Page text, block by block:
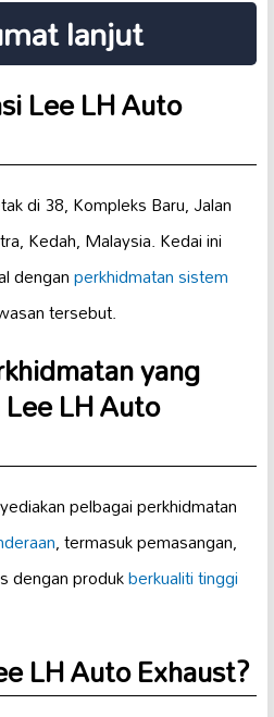
lanjut
Lee LH Auto
di 38, Kompleks Baru, Jalan
Kedah, Malaysia. Kedai ini
denganperkhidmatan sistem
tersebut.
yang
LH Auto
pelbagai perkhidmatan
, termasuk pemasangan,
dengan produkberkualiti tinggi
LH Auto Exhaust?